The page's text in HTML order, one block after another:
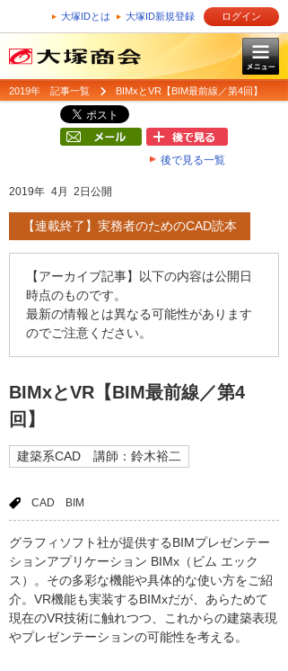
大塚IDとは 大塚ID新規登録 ログイン
2019年 記事一覧 BIMxとVR【BIM最前線／第4回】
後で見る一覧
2019年 4月 2日公開
【連載終了】実務者のためのCAD読本
【アーカイブ記事】以下の内容は公開日
時点のものです。
最新の情報とは異なる可能性があります
のでご注意ください。
BIMxとVR【BIM最前線／第4
回】
建築系CAD 講師：鈴木裕二
CAD BIM
グラフィソフト社が提供するBIMプレゼンテー
ションアプリケーション BIMx（ビム エック
ス）。その多彩な機能や具体的な使い方をご紹
介。VR機能も実装するBIMxだが、あらためて
現在のVR技術に触れつつ、これからの建築表現
やプレゼンテーションの可能性を考える。